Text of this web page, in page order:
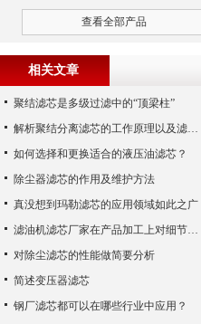
查看全部产品
相关文章
聚结滤芯是多级过滤中的“顶梁柱”
解析聚结分离滤芯的工作原理以及滤材制作
如何选择和更换适合的液压油滤芯？
除尘器滤芯的作用及维护方法
真没想到玛勒滤芯的应用领域如此之广
滤油机滤芯厂家在产品加工上对细节的掌握
对除尘滤芯的性能做简要分析
简述变压器滤芯
钢厂滤芯都可以在哪些行业中应用？